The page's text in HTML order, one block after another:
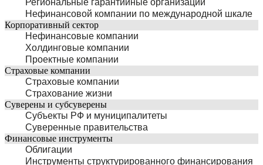
Региональные гарантийные организации
Нефинансовой компании по международной шкале
Корпоративный сектор
Нефинансовые компании
Холдинговые компании
Проектные компании
Страховые компании
Страховые компании
Страхование жизни
Суверены и субсуверены
Субъекты РФ и муниципалитеты
Суверенные правительства
Финансовые инструменты
Облигации
Инструменты структурированного финансирования